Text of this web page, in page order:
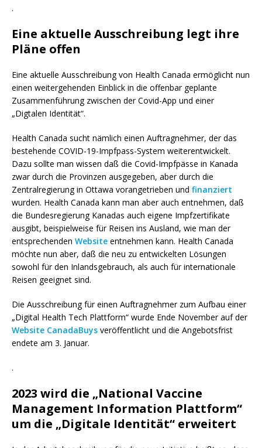
.
Eine aktuelle Ausschreibung legt ihre
Pläne offen
Eine aktuelle Ausschreibung von Health Canada ermöglicht nun
einen weitergehenden Einblick in die offenbar geplante
Zusammenführung zwischen der Covid-App und einer
„Digtalen Identität“.
Health Canada sucht nämlich einen Auftragnehmer, der das
bestehende COVID-19-Impfpass-System weiterentwickelt.
Dazu sollte man wissen daß die Covid-Impfpässe in Kanada
zwar durch die Provinzen ausgegeben, aber durch die
Zentralregierung in Ottawa vorangetrieben und finanziert
wurden. Health Canada kann man aber auch entnehmen, daß
die Bundesregierung Kanadas auch eigene Impfzertifikate
ausgibt, beispielweise für Reisen ins Ausland, wie man der
entsprechenden Website entnehmen kann. Health Canada
möchte nun aber, daß die neu zu entwickelten Lösungen
sowohl für den Inlandsgebrauch, als auch für internationale
Reisen geeignet sind.
Die Ausschreibung für einen Auftragnehmer zum Aufbau einer
„Digital Health Tech Plattform“ wurde Ende November auf der
Website CanadaBuys veröffentlicht und die Angebotsfrist
endete am 3. Januar.
.
2023 wird die „National Vaccine
Management Information Plattform“
um die „Digitale Identität“ erweitert